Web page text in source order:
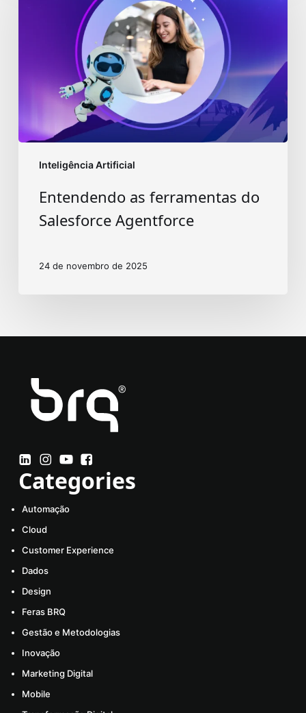
Inteligência Artificial
Entendendo as ferramentas do
Salesforce Agentforce
24 de novembro de 2025
Categories
Automação
Cloud
Customer Experience
Dados
Design
Feras BRQ
Gestão e Metodologias
Inovação
Marketing Digital
Mobile